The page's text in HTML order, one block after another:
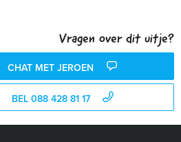
Vragen over dit uitje?
CHAT MET JEROEN
BEL 088 428 81 17